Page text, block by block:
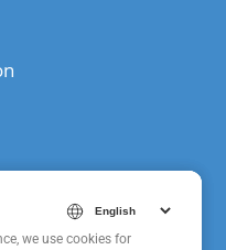
we use cookies for
we use cookies for